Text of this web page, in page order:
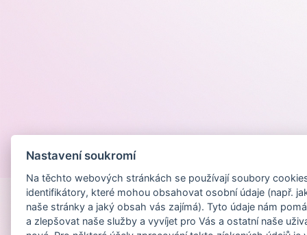
Nastavení soukromí
Na těchto webových stránkách se používají soubory
identifikátory, které mohou obsahovat osobní údaje (např.
naše stránky a jaký obsah vás zajímá). Tyto údaje nám
a zlepšovat naše služby a vyvíjet pro Vás a ostatní naše